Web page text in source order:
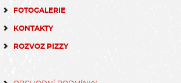
FOTOGALERIE
KONTAKTY
ROZVOZ PIZZY